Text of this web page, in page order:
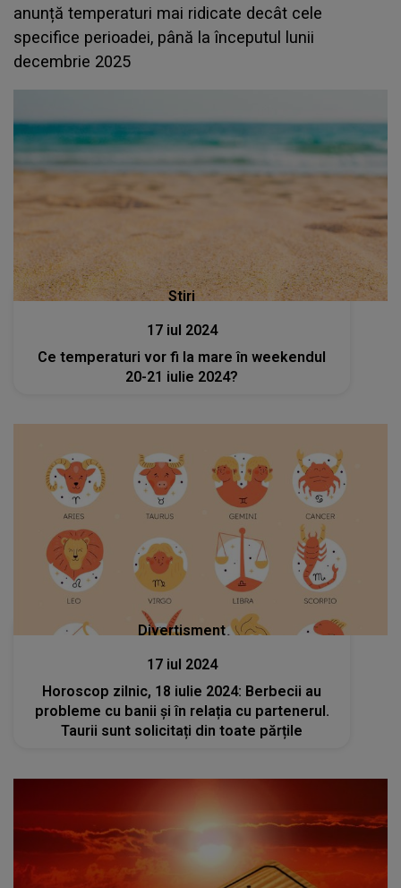
anunță temperaturi mai ridicate decât cele
specifice perioadei, până la începutul lunii
decembrie 2025
Stiri
17 iul 2024
Ce temperaturi vor fi la mare în weekendul
20-21 iulie 2024?
Divertisment
17 iul 2024
Horoscop zilnic, 18 iulie 2024: Berbecii au
probleme cu banii și în relația cu partenerul.
Taurii sunt solicitați din toate părțile